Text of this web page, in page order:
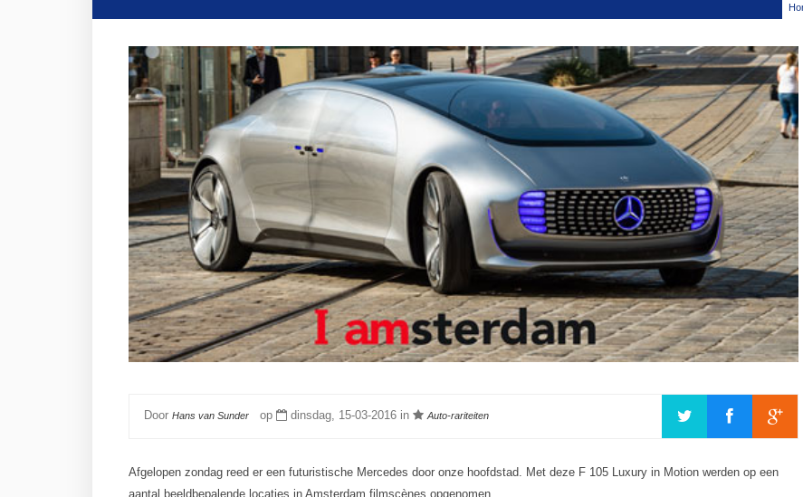
Door Hans van Sunder op dinsdag, 15-03-2016 in Auto-rariteiten
Afgelopen zondag reed er een futuristische Mercedes door onze hoofdstad. Met deze F 105 Luxury in Motion werden op een
aantal beeldbepalende locaties in Amsterdam filmscènes opgenomen.